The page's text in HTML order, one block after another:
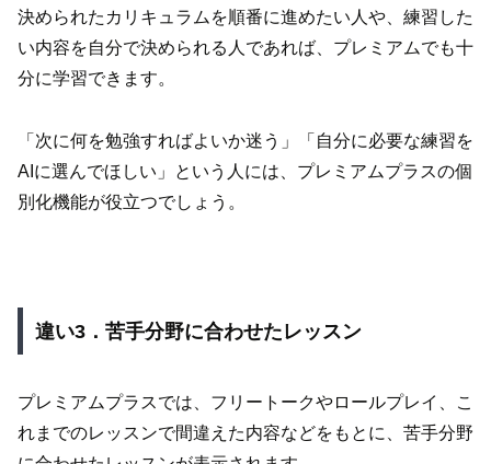
決められたカリキュラムを順番に進めたい人や、練習した
い内容を自分で決められる人であれば、プレミアムでも十
分に学習できます。
「次に何を勉強すればよいか迷う」「自分に必要な練習を
AIに選んでほしい」という人には、プレミアムプラスの個
別化機能が役立つでしょう。
違い3．苦手分野に合わせたレッスン
プレミアムプラスでは、フリートークやロールプレイ、こ
れまでのレッスンで間違えた内容などをもとに、苦手分野